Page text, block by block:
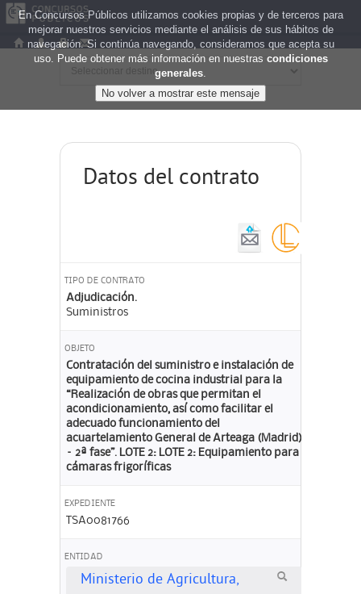
Datos del contrato
TIPO DE CONTRATO
Adjudicación.
Suministros
OBJETO
Contratación del suministro e instalación de
equipamiento de cocina industrial para la
“Realización de obras que permitan el
acondicionamiento, así como facilitar el
adecuado funcionamiento del
acuartelamiento General de Arteaga (Madrid)
– 2ª fase”. LOTE 2: LOTE 2: Equipamiento para
cámaras frigoríficas
EXPEDIENTE
TSA0081766
ENTIDAD
Ministerio de Agricultura,
En Concursos Públicos utilizamos cookies propias y de terceros para
mejorar nuestros servicios mediante el análisis de sus hábitos de
navegación. Si continúa navegando, consideramos que acepta su
uso. Puede obtener más información en nuestras condiciones
generales.